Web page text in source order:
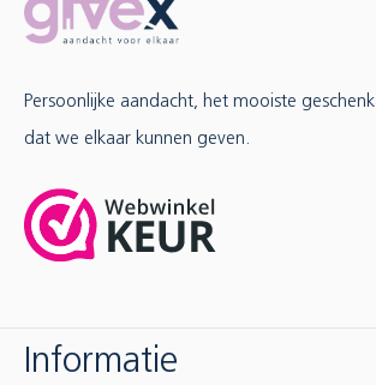
Persoonlijke aandacht, het mooiste geschenk
dat we elkaar kunnen geven.
Informatie